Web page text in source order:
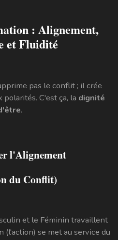
: Alignement,
et Fluidité
pas le conflit ; il crée
C'est ça, la dignité
.
l'Alignement
du Conflit)
et le Féminin travaillent
(l'action) se met au service du